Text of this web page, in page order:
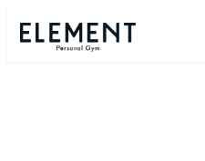
メ
イ